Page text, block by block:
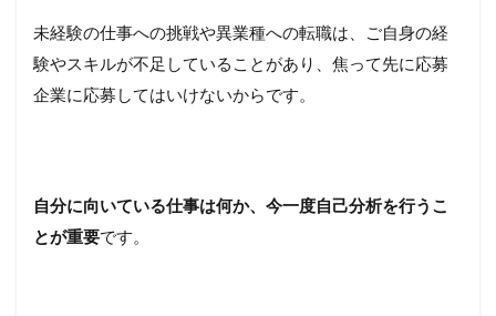
未経験の仕事への挑戦や異業種への転職は、ご自身の経
験やスキルが不足していることがあり、焦って先に応募
企業に応募してはいけないからです。
自分に向いている仕事は何か、今一度自己分析を行うこ
とが重要です。